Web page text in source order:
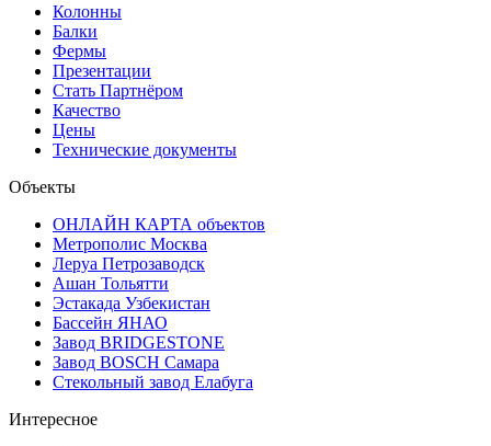
Колонны
Балки
Фермы
Презентации
Стать Партнёром
Качество
Цены
Технические документы
Объекты
ОНЛАЙН КАРТА объектов
Метрополис Москва
Леруа Петрозаводск
Ашан Тольятти
Эстакада Узбекистан
Бассейн ЯНАО
Завод BRIDGESTONE
Завод BOSCH Самара
Стекольный завод Елабуга
Интересное